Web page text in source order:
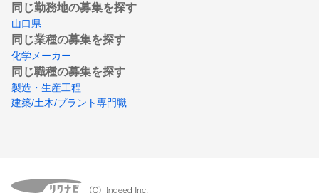
同じ勤務地の募集を探す
山口県
同じ業種の募集を探す
化学メーカー
同じ職種の募集を探す
製造・生産工程
建築/土木/プラント専門職